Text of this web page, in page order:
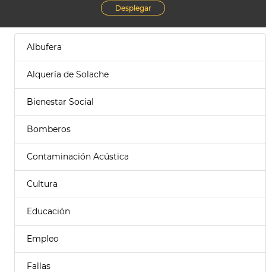
Desplegar
Albufera
Alquería de Solache
Bienestar Social
Bomberos
Contaminación Acústica
Cultura
Educación
Empleo
Fallas